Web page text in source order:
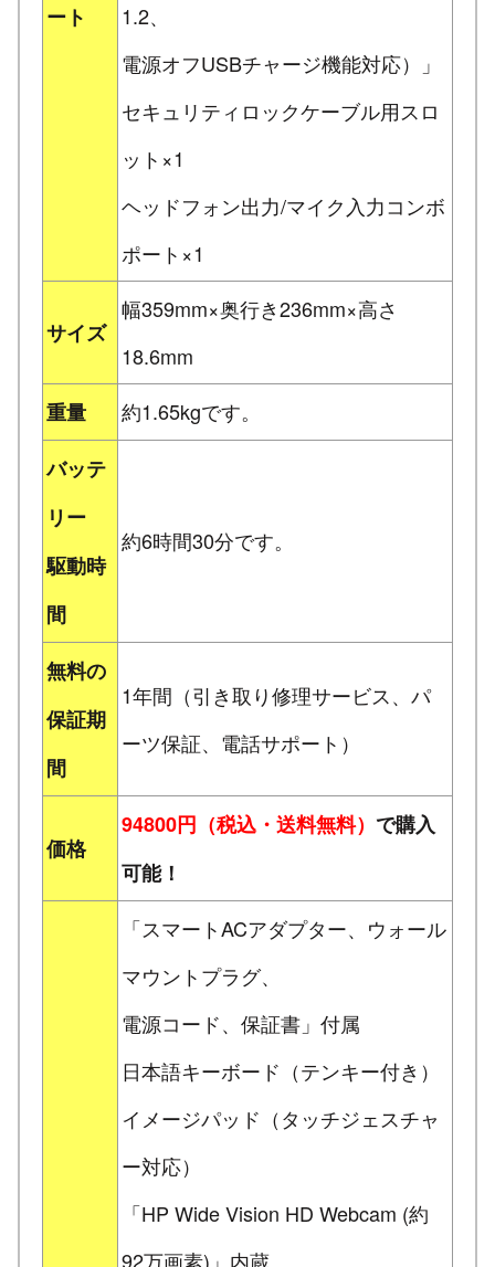
ート
1.2、
電源オフUSBチャージ機能対応）」
セキュリティロックケーブル用スロ
ット×1
ヘッドフォン出力/マイク入力コンボ
ポート×1
サイズ
幅359mm×奥行き236mm×高さ
18.6mm
重量
約1.65kgです。
バッテ
リー
駆動時
間
約6時間30分です。
無料の
保証期
間
1年間（引き取り修理サービス、パ
ーツ保証、電話サポート）
価格
94800円（税込・送料無料） で購入
可能！
「スマートACアダプター、ウォール
マウントプラグ、
電源コード、保証書」付属
日本語キーボード（テンキー付き）
イメージパッド（タッチジェスチャ
ー対応）
「HP Wide Vision HD Webcam (約
92万画素)」内蔵